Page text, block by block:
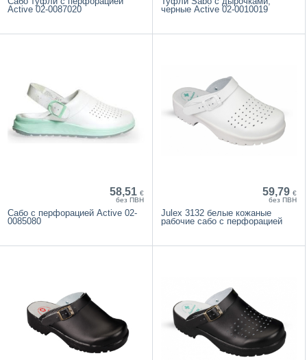
Active 02-0087020
черные Active 02-0010019
58,51 €
без ПВН
Сабо с перфорацией Active 02-
0085080
59,79 €
без ПВН
Julex 3132 белые кожаные
рабочие сабо с перфорацией